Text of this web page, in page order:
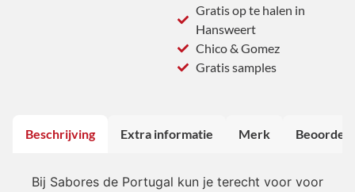
Gratis op te halen in
Hansweert
Chico & Gomez
Gratis samples
Beschrijving Extra informatie Merk
Bij Sabores de Portugal kun je terecht voor voor